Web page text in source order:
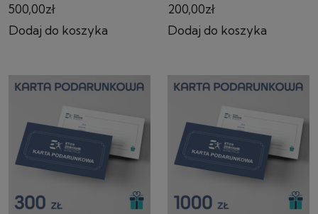
500,00zł
Dodaj do koszyka
200,00zł
Dodaj do koszyka